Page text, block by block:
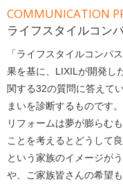
COMMUNICATION
ライフスタイルコン
「ライフスタイルコンパ
果を基に、LIXILが開発し
関する32の質問に答えて
まいを診断するものです。
リフォームは夢が膨らむ
ことを考えるとどうして
という家族のイメージが
や、ご家族皆さんの希望